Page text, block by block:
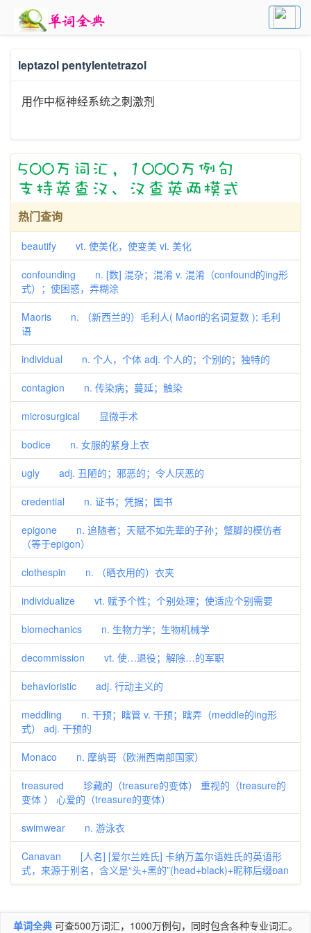
leptazol pentylentetrazol
用作中枢神经系统之刺激剂
热门查询
beautify vt. 使美化，使变美 vi. 美化
confounding n. [数] 混杂；混淆 v. 混淆（confound的ing形
式）；使困惑，弄糊涂
Maoris n. （新西兰的）毛利人( Maori的名词复数 ); 毛利
语
individual n. 个人，个体 adj. 个人的；个别的；独特的
contagion n. 传染病；蔓延；触染
microsurgical 显微手术
bodice n. 女服的紧身上衣
ugly adj. 丑陋的；邪恶的；令人厌恶的
credential n. 证书；凭据；国书
epigone n. 追随者；天赋不如先辈的子孙；蹩脚的模仿者
（等于epigon）
clothespin n. （晒衣用的）衣夹
individualize vt. 赋予个性；个别处理；使适应个别需要
biomechanics n. 生物力学；生物机械学
decommission vt. 使…退役；解除…的军职
behavioristic adj. 行动主义的
meddling n. 干预；瞎管 v. 干预；瞎弄（meddle的ing形
式） adj. 干预的
Monaco n. 摩纳哥（欧洲西南部国家）
treasured 珍藏的（treasure的变体） 重视的（treasure的
变体 ） 心爱的（treasure的变体）
swimwear n. 游泳衣
Canavan [人名] [爱尔兰姓氏] 卡纳万盖尔语姓氏的英语形
式，来源于别名，含义是“头+黑的”(head+black)+昵称后缀an
单词全典 可查500万词汇，1000万例句，同时包含各种专业词汇。